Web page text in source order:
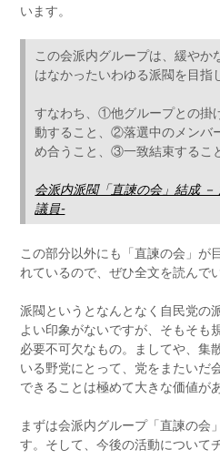
います。
この会派内グループは、緩やか
はなかったいわゆる派閥を目指
すなわち、①他グループとの掛
動すること、②落選中のメンバ
め合うこと、③一致結束するこ
会派内派閥「直諫の会」結成
議員-
この部分以外にも「直諫の会」が
れているので、ぜひ全文を読んで
派閥というとなんとなく自民党の
よい印象がないですが、そもそも
必要不可欠なもの。ましてや、集
いる野党にとって、党をまたいだ
できることは極めて大きな価値が
まずは会派内グループ「直諫の会
す。そして、今後の活動について